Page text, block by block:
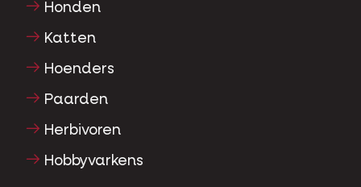
Honden
Katten
Hoenders
Paarden
Herbivoren
Hobbyvarkens